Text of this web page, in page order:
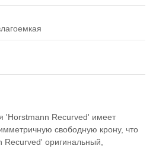
'Horstmann Recurved' имеет
свободную крону, что
Recurved' оригинальный,